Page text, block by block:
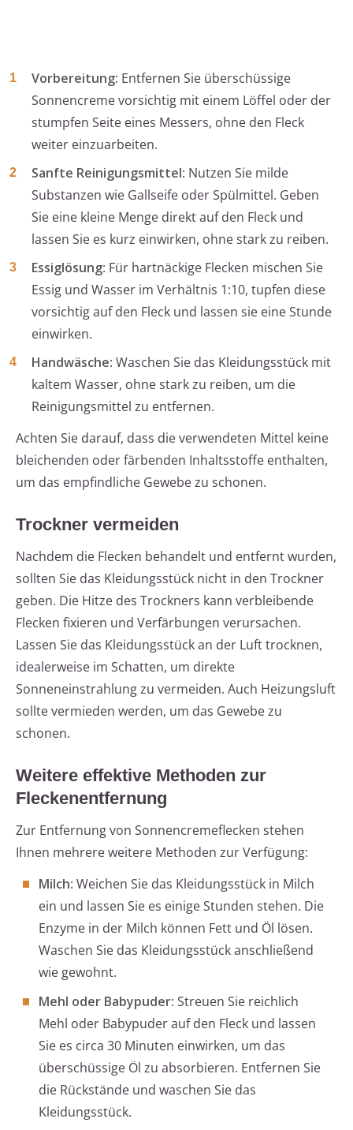
Vorbereitung: Entfernen Sie überschüssige
Sonnencreme vorsichtig mit einem Löffel oder der
stumpfen Seite eines Messers, ohne den Fleck
weiter einzuarbeiten.
Sanfte Reinigungsmittel: Nutzen Sie milde
Substanzen wie Gallseife oder Spülmittel. Geben
Sie eine kleine Menge direkt auf den Fleck und
lassen Sie es kurz einwirken, ohne stark zu reiben.
Essiglösung: Für hartnäckige Flecken mischen Sie
Essig und Wasser im Verhältnis 1:10, tupfen diese
vorsichtig auf den Fleck und lassen sie eine Stunde
einwirken.
Handwäsche: Waschen Sie das Kleidungsstück mit
kaltem Wasser, ohne stark zu reiben, um die
Reinigungsmittel zu entfernen.
Achten Sie darauf, dass die verwendeten Mittel keine
bleichenden oder färbenden Inhaltsstoffe enthalten,
um das empfindliche Gewebe zu schonen.
Trockner vermeiden
Nachdem die Flecken behandelt und entfernt wurden,
sollten Sie das Kleidungsstück nicht in den Trockner
geben. Die Hitze des Trockners kann verbleibende
Flecken fixieren und Verfärbungen verursachen.
Lassen Sie das Kleidungsstück an der Luft trocknen,
idealerweise im Schatten, um direkte
Sonneneinstrahlung zu vermeiden. Auch Heizungsluft
sollte vermieden werden, um das Gewebe zu
schonen.
Weitere effektive Methoden zur
Fleckenentfernung
Zur Entfernung von Sonnencremeflecken stehen
Ihnen mehrere weitere Methoden zur Verfügung:
Milch: Weichen Sie das Kleidungsstück in Milch
ein und lassen Sie es einige Stunden stehen. Die
Enzyme in der Milch können Fett und Öl lösen.
Waschen Sie das Kleidungsstück anschließend
wie gewohnt.
Mehl oder Babypuder: Streuen Sie reichlich
Mehl oder Babypuder auf den Fleck und lassen
Sie es circa 30 Minuten einwirken, um das
überschüssige Öl zu absorbieren. Entfernen Sie
die Rückstände und waschen Sie das
Kleidungsstück.